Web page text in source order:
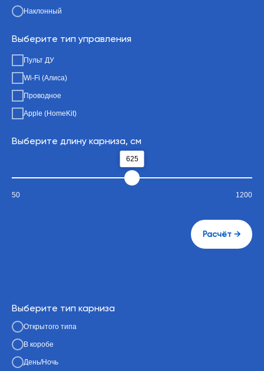
Наклонный
Выберите тип управления
Пульт ДУ
Wi-Fi (Алиса)
Проводное
Apple (HomeKit)
Выберите длину карниза, см
625
50 1200
Расчёт →
Выберите тип карниза
Открытого типа
В коробе
День/Ночь